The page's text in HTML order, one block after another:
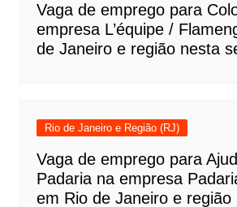
Vaga de emprego para
empresa L’équipe /
de Janeiro e região nesta
Rio de Janeiro e Região (RJ)
Vaga de emprego para
Padaria na empresa
em Rio de Janeiro e região